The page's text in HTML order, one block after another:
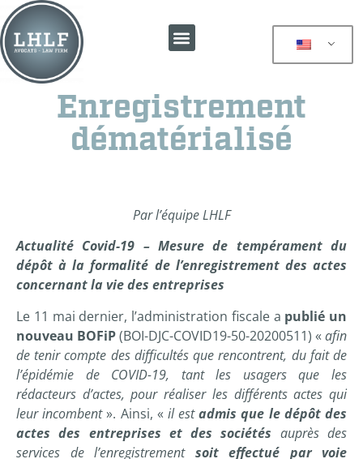
Enregistrement
dématérialisé
Par l’équipe LHLF
Actualité Covid-19 – Mesure de tempérament du
dépôt à la formalité de l’enregistrement des actes
concernant la vie des entreprises
Le 11 mai dernier, l’administration fiscale a publié un
nouveau BOFiP(BOI-DJC-COVID19-50-20200511) « afin
de tenir compte des difficultés que rencontrent, du fait de
l’épidémie de COVID-19, tant les usagers que les
rédacteurs d’actes, pour réaliser les différents actes qui
leur incombent». Ainsi, « il estadmis que le dépôt des
actes des entreprises et des sociétés auprès des
services de l’enregistrement soit effectué par voie